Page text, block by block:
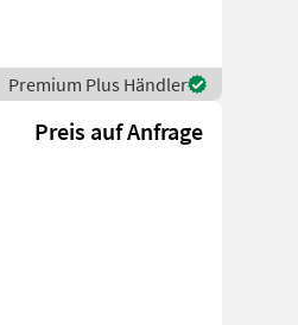
Premium Plus Händler
Preis auf Anfrage